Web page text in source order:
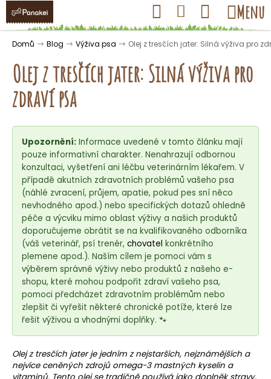
Přejít
obsah
Hledat Přihlášení
Nákupní
košík
Menu
Domů Blog Výživa psa Olej z tresčích jater: Silná výživa pro
Olej z tresčích jater: Silná výživa pro
zdraví psa
Upozornění: Informace uvedené v tomto článku mají
pouze informativní charakter. Nenahrazují odbornou
konzultaci, vyšetření ani léčbu veterinárním lékařem. V
případě akutních zdravotních problémů vašeho psa
(náhlé zvracení, průjem, apatie, pokud pes sní něco
nevhodného apod.) nebo specifických dotazů ohledně
péče a výcviku mimo oblast výživy a našich produktů
doporučujeme obrátit se na kvalifikovaného odborníka
(váš veterinář, psí trenér, chovatel konkrétního
plemene apod.). Naším cílem je pomoci vám s
výběrem správné výživy nebo produktů z našeho e-
shopu, které mohou podpořit zdraví vašeho psa,
pomoci předcházet zdravotním problémům nebo
zlepšit či vyřešit některé chronické potíže, které lze
řešit výživou a vhodnými doplňky. 🐾
Olej z tresčích jater je jedním z nejstarších, nejznámějších a
nejvíce ceněných zdrojů omega-3 mastných kyselin a
K
o Zpět
Zpět
o
a
j
í